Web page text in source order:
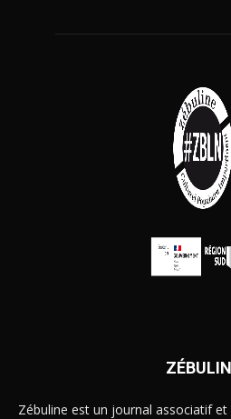
Zébuline est un journal associatif